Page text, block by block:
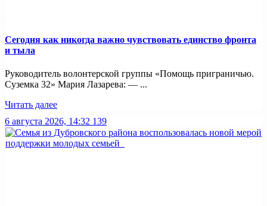
Сегодня как никогда важно чувствовать единство фронта
и тыла
Руководитель волонтерской группы «Помощь приграничью.
Суземка 32» Мария Лазарева: — ...
Читать далее
6 августа 2026, 14:32 139